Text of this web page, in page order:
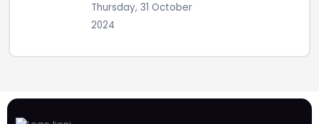
Thursday, 31 October
2024